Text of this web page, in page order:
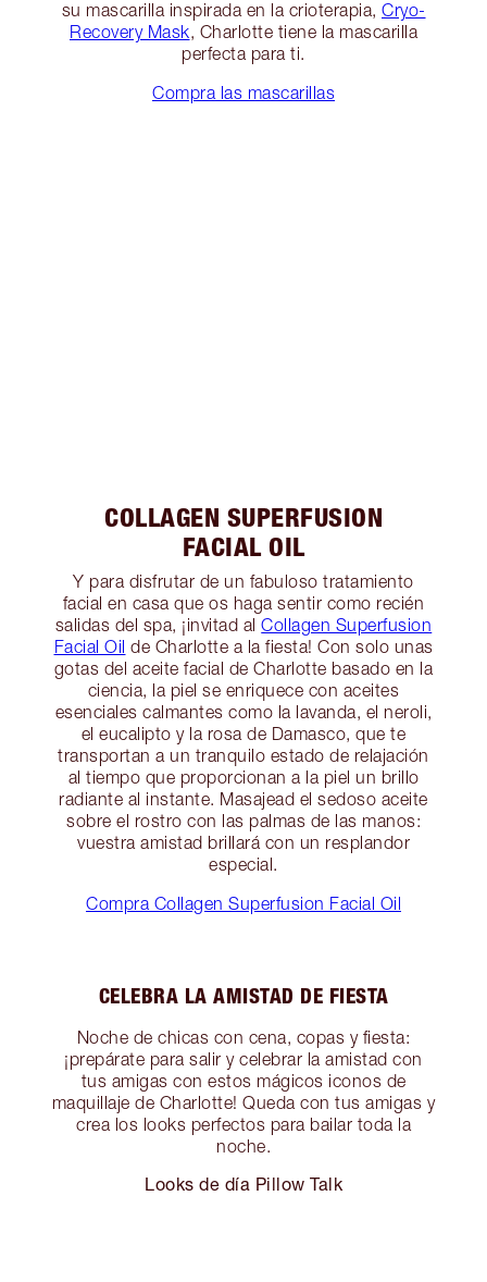
su mascarilla inspirada en la crioterapia, Cryo-
Recovery Mask, Charlotte tiene la mascarilla
perfecta para ti.
Compra las mascarillas
COLLAGEN SUPERFUSION
FACIAL OIL
Y para disfrutar de un fabuloso tratamiento
facial en casa que os haga sentir como recién
salidas del spa, ¡invitad alCollagen Superfusion
Facial Oil de Charlotte a la fiesta! Con solo unas
gotas del aceite facial de Charlotte basado en la
ciencia, la piel se enriquece con aceites
esenciales calmantes como la lavanda, el neroli,
el eucalipto y la rosa de Damasco, que te
transportan a un tranquilo estado de relajación
al tiempo que proporcionan a la piel un brillo
radiante al instante. Masajead el sedoso aceite
sobre el rostro con las palmas de las manos:
vuestra amistad brillará con un resplandor
especial.
Compra Collagen Superfusion Facial Oil
CELEBRA LA AMISTAD DE FIESTA
Noche de chicas con cena, copas y fiesta:
¡prepárate para salir y celebrar la amistad con
tus amigas con estos mágicos iconos de
maquillaje de Charlotte! Queda con tus amigas y
crea los looks perfectos para bailar toda la
noche.
Looks de día Pillow Talk